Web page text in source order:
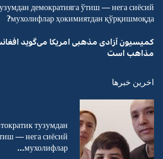
демократияга ўтиш — нега сиёсий
мухолифлар ҳокимиятдан қўрқишмоқда?
کمیسیون آزادی مذهبی امریکا می‌گوید
مذاهب است
اخرین خبرها
тузумдан
— нега сиёсий
мухолифлар...